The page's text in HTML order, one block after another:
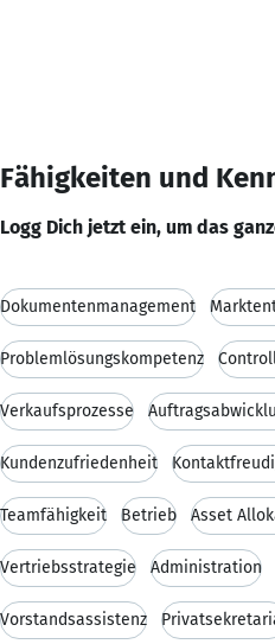
Fähigkeiten und
Logg Dich jetzt ein, um das
Dokumentenmanagement
Problemlösungskompetenz
Verkaufsprozesse
Kundenzufriedenheit
Teamfähigkeit Betrieb Asset
Vertriebsstrategie Administration
Vorstandsassistenz